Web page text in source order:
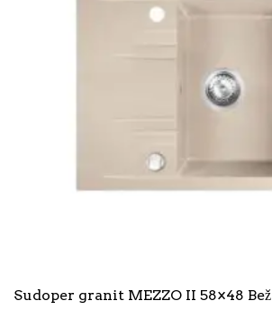
Sudoper granit MEZZO II 58×48 Bež